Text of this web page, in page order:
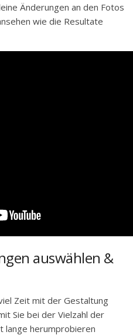
Änderungen an den Fotos
wie die Resultate
auswählen &
Zeit mit der Gestaltung
Sie bei der Vielzahl der
lange herumprobieren